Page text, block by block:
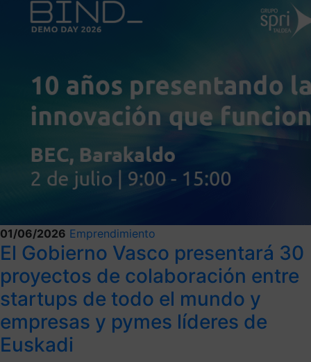
01/06/2026 Emprendimiento
El Gobierno Vasco presentará 30
proyectos de colaboración entre
startups de todo el mundo y
empresas y pymes líderes de
Euskadi